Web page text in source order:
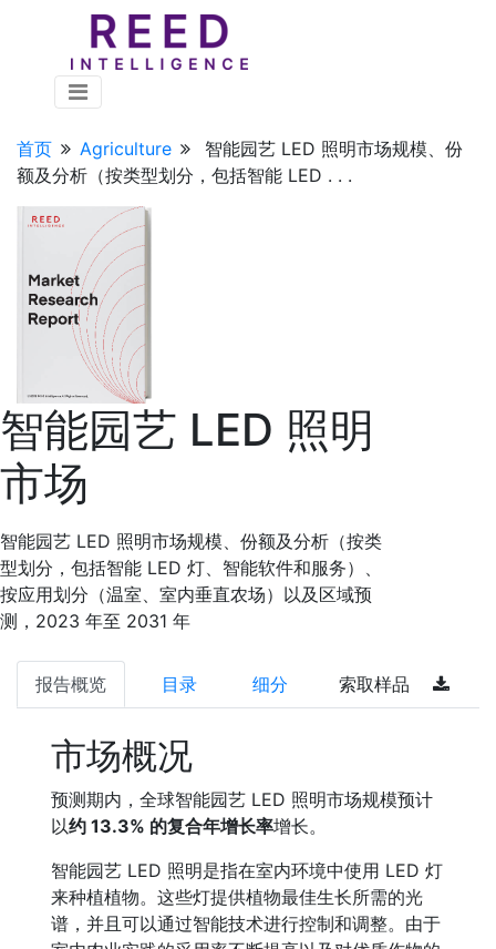
首页 Agriculture
智能园艺 LED 照明市场规模、份
额及分析（按类型划分，包括智能 LED . . .
智能园艺 LED 照明
市场
智能园艺 LED 照明市场规模、份额及分析（按类
型划分，包括智能 LED 灯、智能软件和服务）、
按应用划分（温室、室内垂直农场）以及区域预
测，2023 年至 2031 年
报告概览 目录 细分 索取样品
市场概况
预测期内，全球智能园艺 LED 照明市场规模预计
以约 13.3% 的复合年增长率增长。
智能园艺 LED 照明是指在室内环境中使用 LED 灯
来种植植物。这些灯提供植物最佳生长所需的光
谱，并且可以通过智能技术进行控制和调整。由于